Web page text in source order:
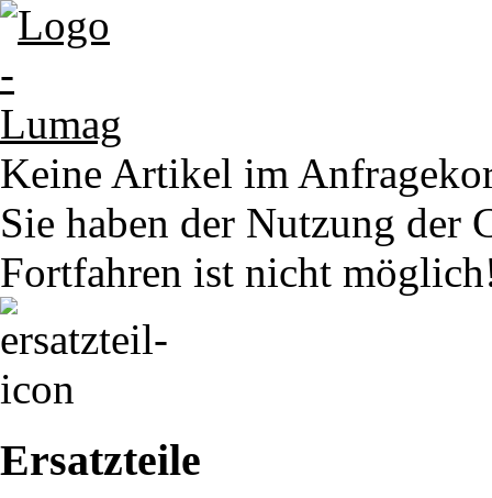
Keine Artikel im
Sie haben der Nutzung der
Fortfahren ist nicht
Ersatzteile